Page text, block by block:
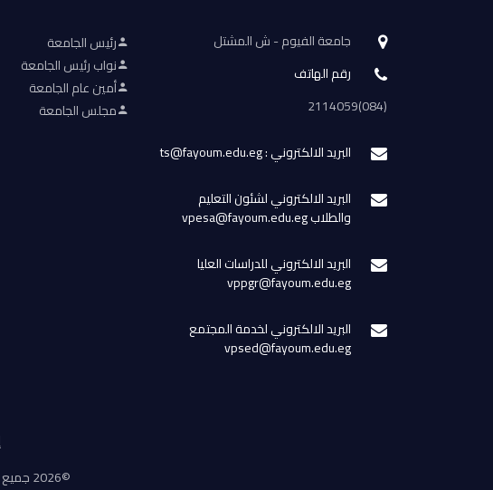
جامعة الفيوم - ش المشتل
رقم الهاتف
(084)2114059
البريد الالكتروني : ts@fayoum.edu.eg
البريد الالكتروني لشئون التعليم
والطلاب vpesa@fayoum.edu.eg
البريد الالكتروني للدراسات العليا
vppgr@fayoum.edu.eg
البريد الالكتروني لخدمة المجتمع
vpsed@fayoum.edu.eg
رئيس الجامعة
نواب رئيس الجامعة
أمين عام الجامعة
مجلس الجامعة
©2026 جميع الحقوق محفوظة للبوابة الالكترونية الرسمية لجامعة الفيوم